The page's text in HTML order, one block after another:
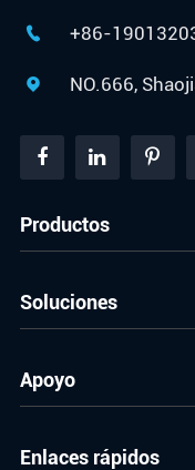
 +86-
 NO.666,
Productos
Soluciones
Apoyo
Enlaces rápidos